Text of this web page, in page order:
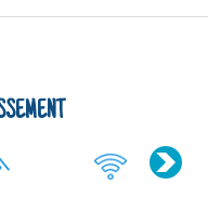
de la réserve naturelle